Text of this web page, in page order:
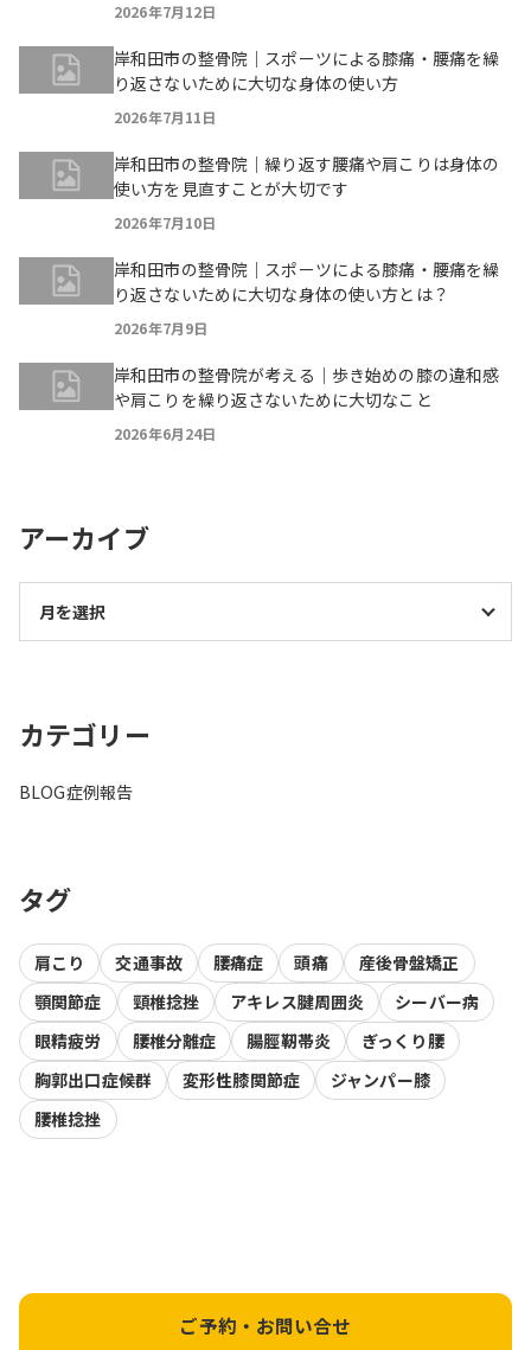
2026年7月12日
岸和田市の整骨院｜スポーツによる膝痛・腰痛を繰
り返さないために大切な身体の使い方
2026年7月11日
岸和田市の整骨院｜繰り返す腰痛や肩こりは身体の
使い方を見直すことが大切です
2026年7月10日
岸和田市の整骨院｜スポーツによる膝痛・腰痛を繰
り返さないために大切な身体の使い方とは？
2026年7月9日
岸和田市の整骨院が考える｜歩き始めの膝の違和感
や肩こりを繰り返さないために大切なこと
2026年6月24日
アーカイブ
カテゴリー
BLOG症例報告
タグ
肩こり 交通事故 腰痛症 頭痛
産後骨盤矯正
顎関節症
頸椎捻挫 アキレス腱周囲炎
シーバー病
眼精疲労
腰椎分離症 腸脛靭帯炎
ぎっくり腰
胸郭出口症候群
変形性膝関節症
ジャンパー膝
腰椎捻挫
ご予約・お問い合せ